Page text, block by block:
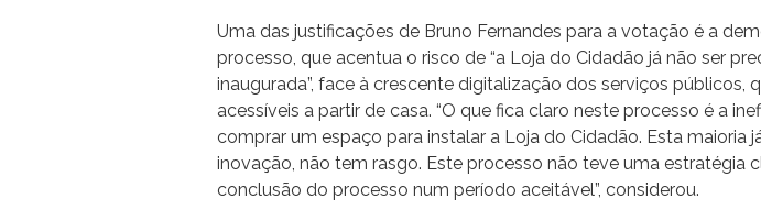
Uma das justificações de Bruno Fernandes para a votação é a
processo, que acentua o risco de “a Loja do Cidadão já não ser
inaugurada”, face à crescente digitalização dos serviços públicos,
acessíveis a partir de casa. “O que fica claro neste processo é a
comprar um espaço para instalar a Loja do Cidadão. Esta maioria
inovação, não tem rasgo. Este processo não teve uma estratégia
conclusão do processo num período aceitável”, considerou.